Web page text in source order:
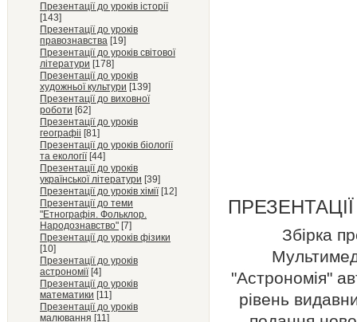
Презентації до уроків історії
[143]
Презентації до уроків
правознавства [19]
Презентації до уроків світової
літератури [178]
Презентації до уроків
художньої культури [139]
Презентації до виховної
роботи [62]
Презентації до уроків
географіі [81]
Презентації до уроків біології
та екології [44]
Презентації до уроків
української літератури [39]
Презентації до уроків хімії [12]
Презентації до теми
"Етнографія. Фольклор.
Народознавство" [7]
Презентації до уроків фізики
[10]
Презентації до уроків
астрономії [4]
Презентації до уроків
математики [11]
Презентації до уроків
малювання [11]
Збірка
"Астрономія"
рівень